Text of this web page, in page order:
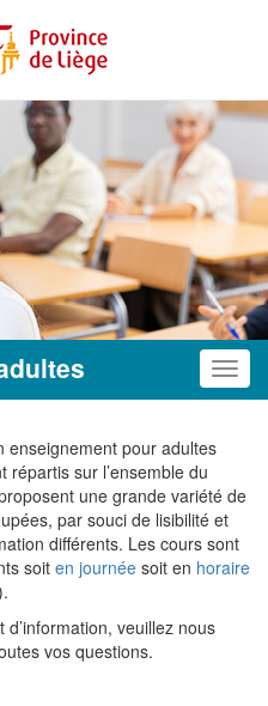
enseignement pour adultes
sur l’ensemble du
une grande variété de
par souci de lisibilité et
différents. Les cours sont
soit en journée soit en horaire
veuillez nous
vos questions.